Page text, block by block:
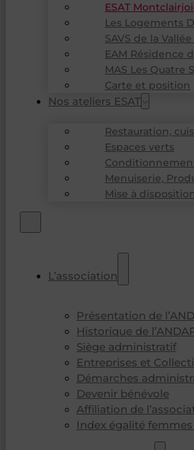
ESAT
Les Logements
SAVS de la
EAM Résidence
MAS Les Quatre
Carte et position
Nos ateliers ESAT
Restauration,
Espaces verts
Menuiserie,
Mise à
L’association
Présentation de
Historique de
Siège administratif
Entreprises et
Démarches
Devenir bénévole
Affiliation de
Index égalité